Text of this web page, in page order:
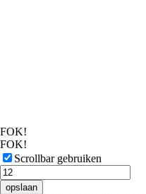
FOK!
FOK!
Scrollbar gebruiken
opslaan